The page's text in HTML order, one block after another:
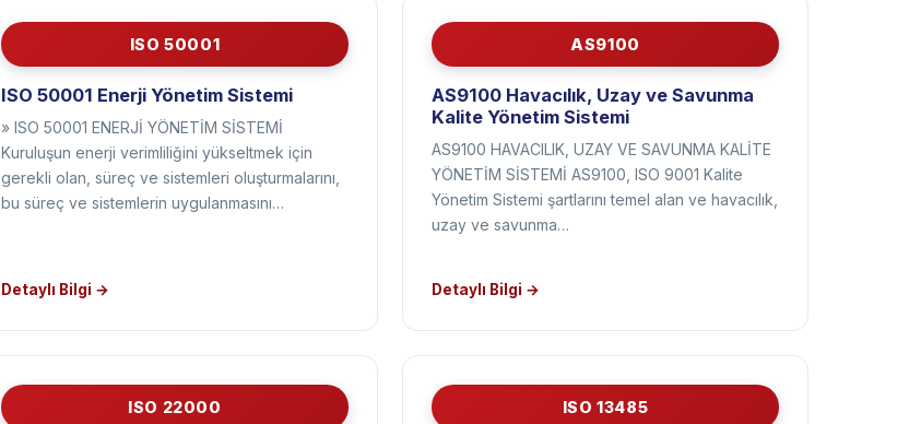
ISO 50001
ISO 50001 Enerji Yönetim Sistemi
» ISO 50001 ENERJİ YÖNETİM SİSTEMİ
Kuruluşun enerji verimliliğini yükseltmek için
gerekli olan, süreç ve sistemleri oluşturmalarını,
bu süreç ve sistemlerin uygulanmasını…
Detaylı Bilgi →
AS9100
AS9100 Havacılık, Uzay ve Savunma
Kalite Yönetim Sistemi
AS9100 HAVACILIK, UZAY VE SAVUNMA KALİTE
YÖNETİM SİSTEMİ AS9100, ISO 9001 Kalite
Yönetim Sistemi şartlarını temel alan ve havacılık,
uzay ve savunma…
Detaylı Bilgi →
ISO 22000 ISO 13485